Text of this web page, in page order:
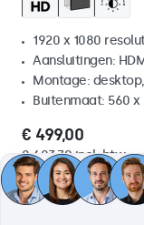
1920 x 1080
Aansluitingen:
Montage:
Buitenmaat: 560 x
€ 499,00
€ 603,79 incl. btw
Bekijken